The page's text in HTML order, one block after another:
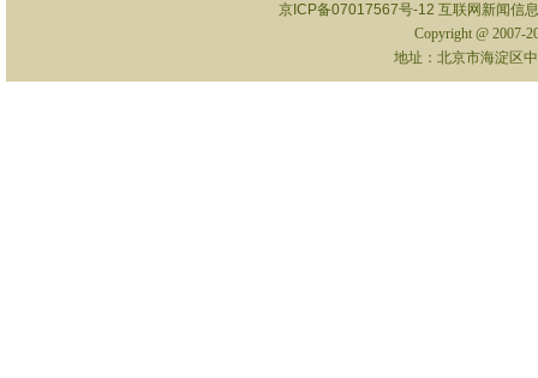
京ICP备07017567号-12 互联网新闻信
Copyright @ 2007-
地址：北京市海淀区